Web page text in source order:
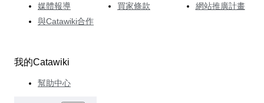
媒體報導
與Catawiki合作
買家條款
網站推廣計畫
我的Catawiki
幫助中心